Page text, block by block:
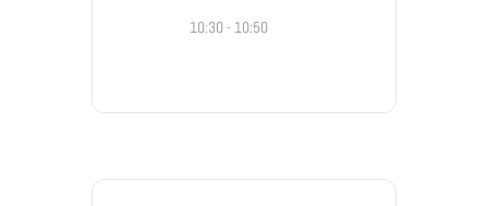
10:30 - 10:50